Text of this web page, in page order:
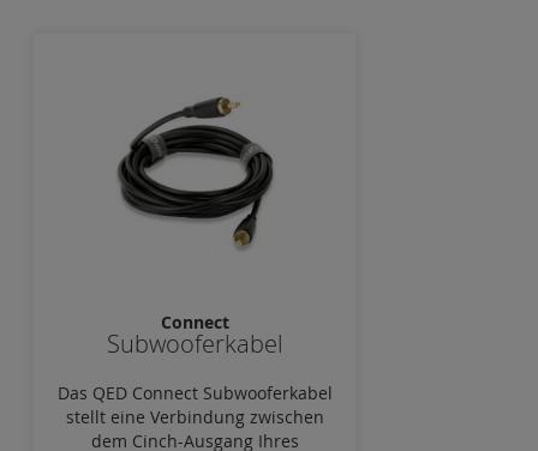
Connect
Subwooferkabel
Das QED Connect Subwooferkabel
stellt eine Verbindung zwischen
dem Cinch-Ausgang Ihres